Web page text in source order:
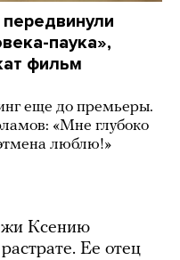
паука»,
фильм
еще до премьеры.
«Мне глубоко
люблю!»
Ксению
Ее отец